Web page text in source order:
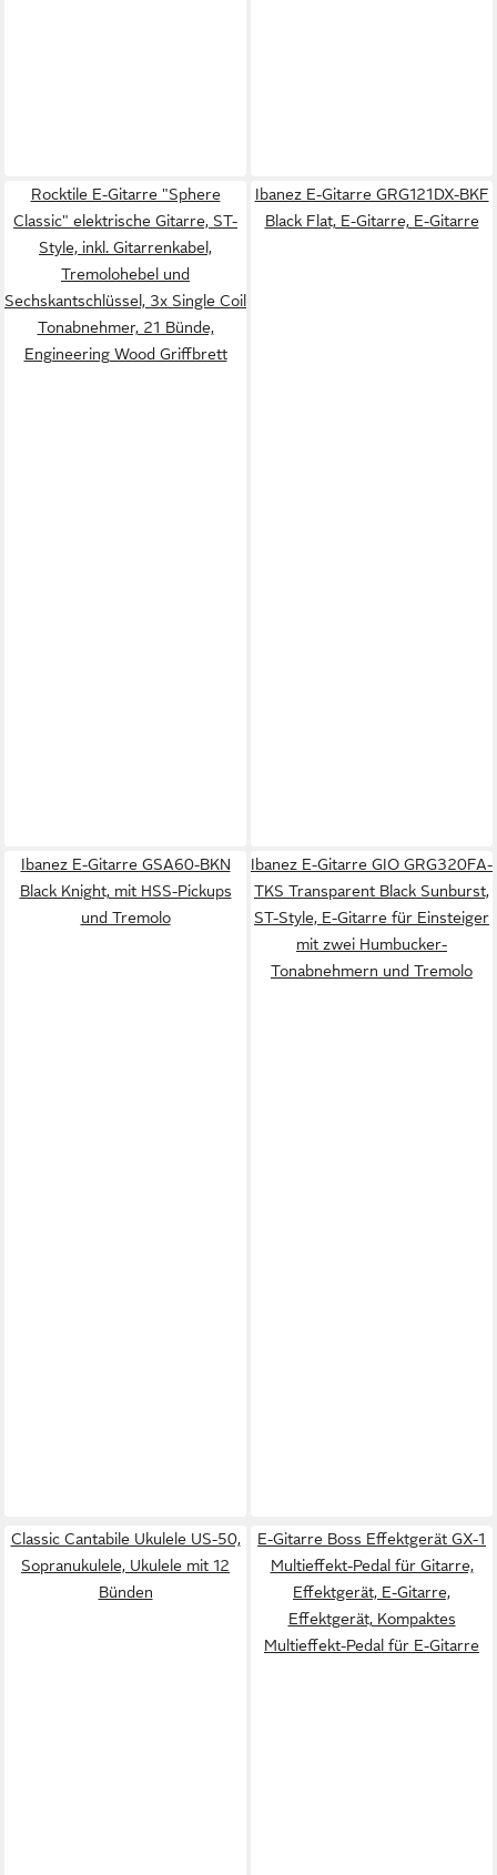
Rocktile E-Gitarre "Sphere
Classic" elektrische Gitarre, ST-
Style, inkl. Gitarrenkabel,
Tremolohebel und
Sechskantschlüssel, 3x Single Coil
Tonabnehmer, 21 Bünde,
Engineering Wood Griffbrett
Ibanez E-Gitarre GRG121DX-BKF
Black Flat, E-Gitarre, E-Gitarre
Ibanez E-Gitarre GSA60-BKN
Black Knight, mit HSS-Pickups
und Tremolo
Ibanez E-Gitarre GIO GRG320FA-
TKS Transparent Black Sunburst,
ST-Style, E-Gitarre für Einsteiger
mit zwei Humbucker-
Tonabnehmern und Tremolo
Classic Cantabile Ukulele US-50,
Sopranukulele, Ukulele mit 12
Bünden
E-Gitarre Boss Effektgerät GX-1
Multieffekt-Pedal für Gitarre,
Effektgerät, E-Gitarre,
Effektgerät, Kompaktes
Multieffekt-Pedal für E-Gitarre